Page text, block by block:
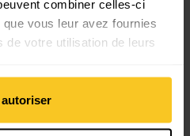
combiner celles-ci
vous leur avez fournies
de votre utilisation de leurs